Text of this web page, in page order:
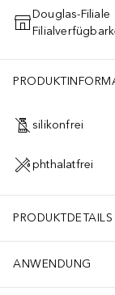
Douglas-Filiale
silikonfrei
phthalatfrei
PRODUKTDETAILS
ANWENDUNG